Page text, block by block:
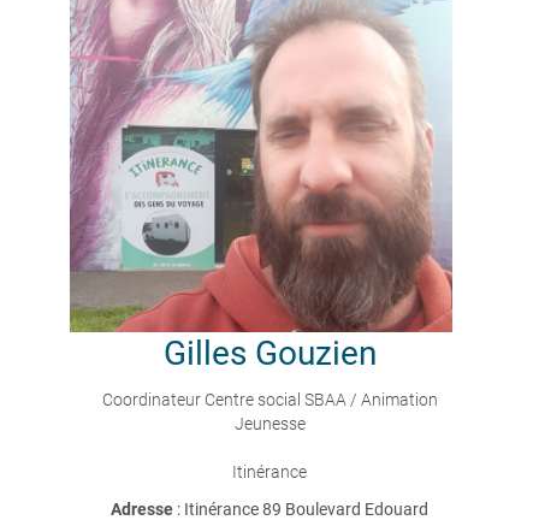
Gilles Gouzien
Coordinateur Centre social SBAA / Animation
Jeunesse
Itinérance
Adresse : Itinérance 89 Boulevard Edouard